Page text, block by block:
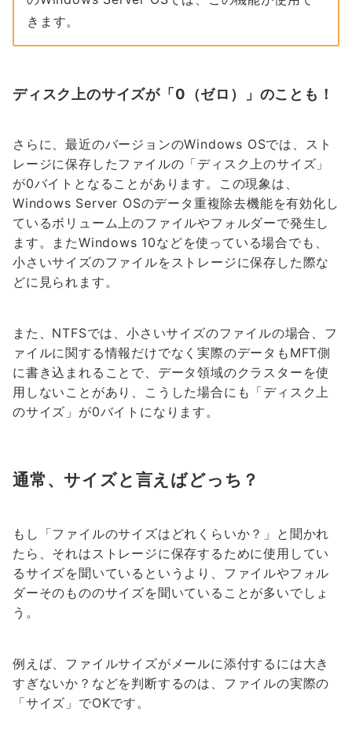
きます。
ディスク上のサイズが「0（ゼロ）」のことも！
さらに、最近のバージョンのWindows OSでは、スト
レージに保存したファイルの「ディスク上のサイズ」
が0バイトとなることがあります。この現象は、
Windows Server OSのデータ重複除去機能を有効化し
ているボリューム上のファイルやフォルダーで発生し
ます。またWindows 10などを使っている場合でも、
小さいサイズのファイルをストレージに保存した際な
どに見られます。
また、NTFSでは、小さいサイズのファイルの場合、フ
ァイルに関する情報だけでなく実際のデータもMFT側
に書き込まれることで、データ領域のクラスターを使
用しないことがあり、こうした場合にも「ディスク上
のサイズ」が0バイトになります。
通常、サイズと言えばどっち？
もし「ファイルのサイズはどれくらいか？」と聞かれ
たら、それはストレージに保存するために使用してい
るサイズを聞いているというより、ファイルやフォル
ダーそのもののサイズを聞いていることが多いでしょ
う。
例えば、ファイルサイズがメールに添付するには大き
すぎないか？などを判断するのは、ファイルの実際の
「サイズ」でOKです。